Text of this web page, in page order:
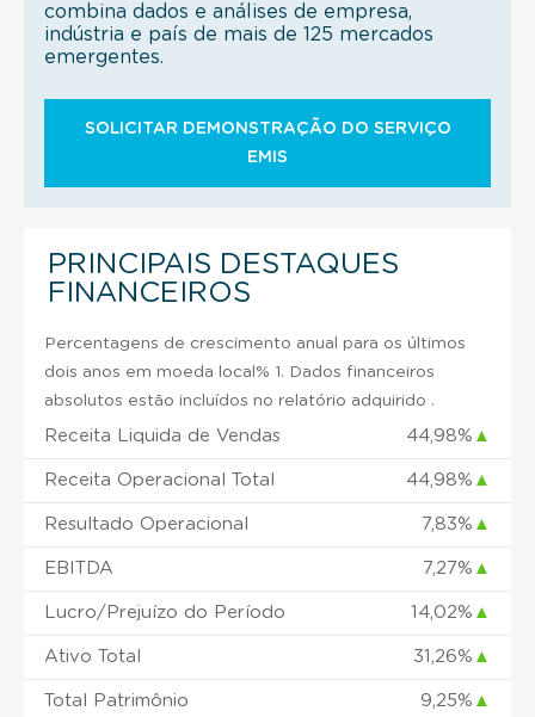
combina dados e análises de empresa,
indústria e país de mais de 125 mercados
emergentes.
SOLICITAR DEMONSTRAÇÃO DO SERVIÇO
EMIS
PRINCIPAIS DESTAQUES
FINANCEIROS
Percentagens de crescimento anual para os últimos
dois anos em moeda local% 1. Dados financeiros
absolutos estão incluídos no relatório adquirido .
Receita Liquida de Vendas 44,98% ▲
Receita Operacional Total 44,98% ▲
Resultado Operacional 7,83% ▲
EBITDA 7,27% ▲
Lucro/Prejuízo do Período 14,02% ▲
Ativo Total 31,26% ▲
Total Patrimônio 9,25% ▲